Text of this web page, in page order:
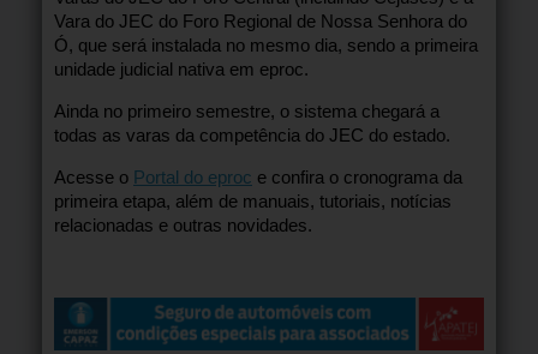
Vara do JEC do Foro Regional de Nossa Senhora do
Ó, que será instalada no mesmo dia, sendo a primeira
unidade judicial nativa em eproc.
Ainda no primeiro semestre, o sistema chegará a
todas as varas da competência do JEC do estado.
Acesse o Portal do eproc e confira o cronograma da
primeira etapa, além de manuais, tutoriais, notícias
relacionadas e outras novidades.